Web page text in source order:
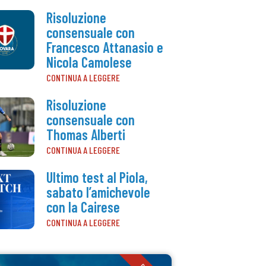
Risoluzione
consensuale con
Francesco Attanasio e
Nicola Camolese
CONTINUA A LEGGERE
Risoluzione
consensuale con
Thomas Alberti
CONTINUA A LEGGERE
Ultimo test al Piola,
sabato l’amichevole
con la Cairese
CONTINUA A LEGGERE